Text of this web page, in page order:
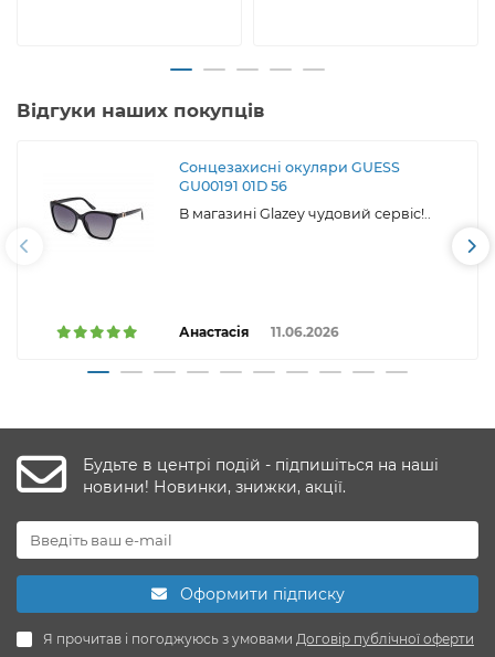
Відгуки наших покупців
Сонцезахисні окуляри GUESS
GU00191 01D 56
В магазині Glazey чудовий сервіс!..
Анастасія 11.06.2026
Будьте в центрі подій - підпишіться на наші
новини! Новинки, знижки, акції.
Оформити підписку
Я прочитав і погоджуюсь з умовами Договір публічної оферти